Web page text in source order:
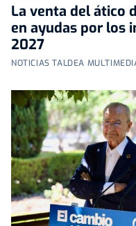
La venta del ático
en ayudas por los
2027
NOTICIAS TALDEA